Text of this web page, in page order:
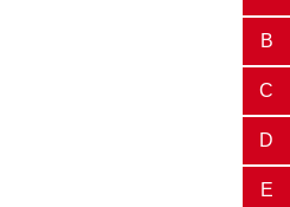
B
C
D
E